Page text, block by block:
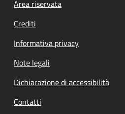
Footer menu
Area riservata
Crediti
Informativa privacy
Note legali
Dichiarazione di accessibilità
Contatti